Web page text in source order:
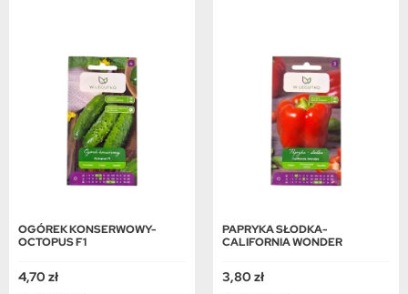
OGÓREK KONSERWOWY-
OCTOPUS F1
4,70 zł
PAPRYKA SŁODKA-
CALIFORNIA WONDER
3,80 zł